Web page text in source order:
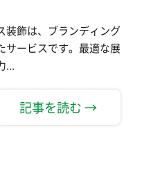
装飾は、ブランディング
サービスです。最適な展
...
記事を読む →